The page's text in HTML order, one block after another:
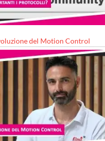
del Motion Control